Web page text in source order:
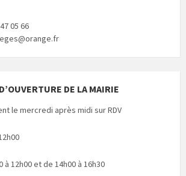
05 66
DE LA MAIRIE
le mercredi après midi sur RDV
à 12h00 et de 14h00 à 16h30